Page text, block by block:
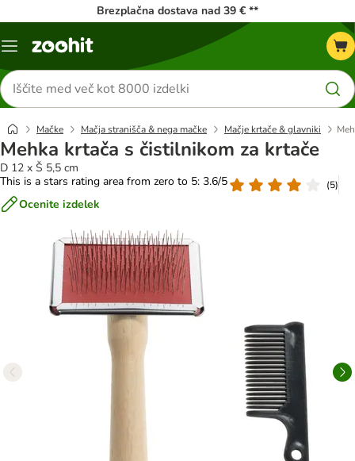
Brezplačna dostava nad 39 € **
Meni
Iskanje
izdelkov
Mačke Mačja stranišča & nega mačke Mačje krtače & glavniki
Mehka krtača s čistilnikom za krtače
D 12 x Š 5,5 cm
This is a stars rating area from zero to 5: 3.6/5
(5)
Ocenite izdelek